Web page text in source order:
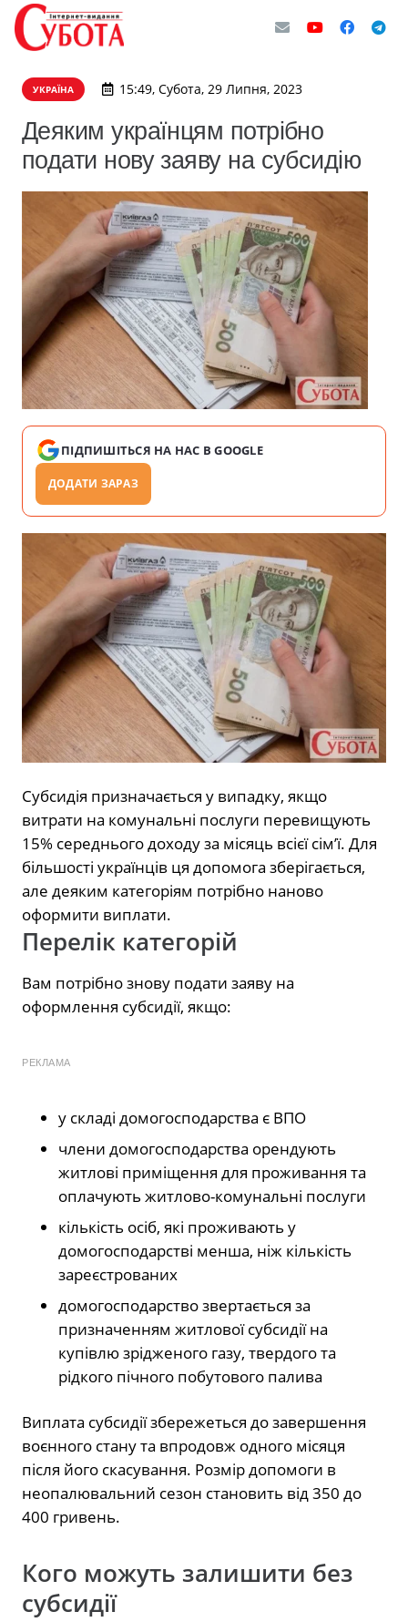
УКРАЇНА 15:49, Субота, 29 Липня, 2023
Деяким українцям потрібно
подати нову заяву на субсидію
ПІДПИШІТЬСЯ НА НАС В GOOGLE
ДОДАТИ ЗАРАЗ
Субсидія призначається у випадку, якщо
витрати на комунальні послуги перевищують
15% середнього доходу за місяць всієї сім’ї. Для
більшості українців ця допомога зберігається,
але деяким категоріям потрібно наново
оформити виплати.
Перелік категорій
Вам потрібно знову подати заяву на
оформлення субсидії, якщо:
РЕКЛАМА
у складі домогосподарства є ВПО
члени домогосподарства орендують
житлові приміщення для проживання та
оплачують житлово-комунальні послуги
кількість осіб, які проживають у
домогосподарстві менша, ніж кількість
зареєстрованих
домогосподарство звертається за
призначенням житлової субсидії на
купівлю зрідженого газу, твердого та
рідкого пічного побутового палива
Виплата субсидії збережеться до завершення
воєнного стану та впродовж одного місяця
після його скасування. Розмір допомоги в
неопалювальний сезон становить від 350 до
400 гривень.
Кого можуть залишити без
субсидії